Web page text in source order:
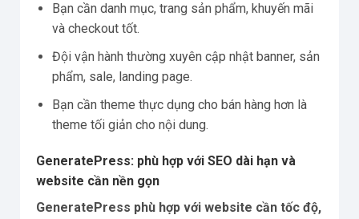
Bạn cần danh mục, trang sản phẩm, khuyến mãi
và checkout tốt.
Đội vận hành thường xuyên cập nhật banner, sản
phẩm, sale, landing page.
Bạn cần theme thực dụng cho bán hàng hơn là
theme tối giản cho nội dung.
GeneratePress: phù hợp với SEO dài hạn và
website cần nền gọn
GeneratePress phù hợp với website cần tốc độ,